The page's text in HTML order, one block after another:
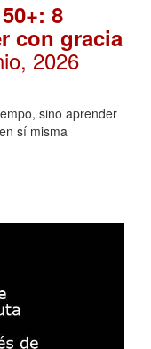
8
con gracia
2026
sino aprender
sí misma